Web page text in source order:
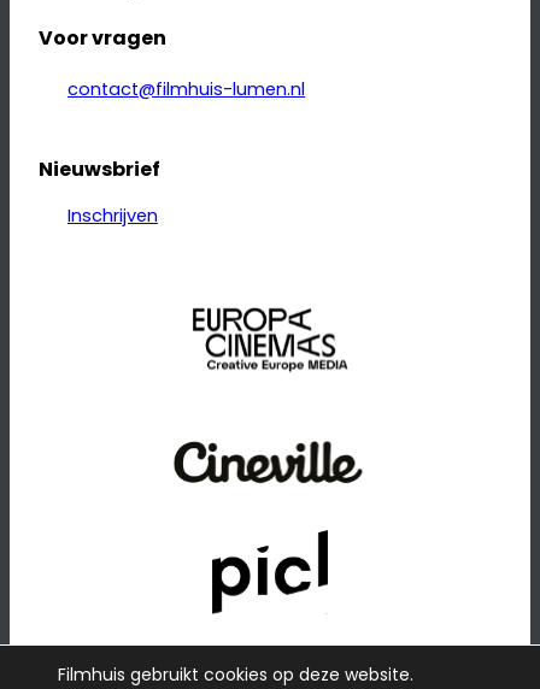
Voor vragen
contact@filmhuis-lumen.nl
Nieuwsbrief
Inschrijven
Filmhuis gebruikt cookies op deze website.